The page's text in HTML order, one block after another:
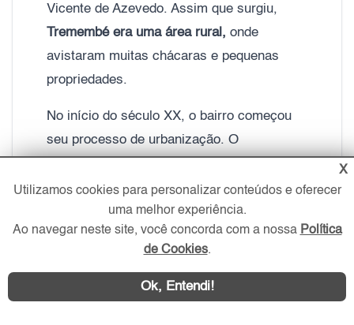
Vicente de Azevedo. Assim que surgiu,
Tremembé era uma área rural, onde
avistaram muitas chácaras e pequenas
propriedades.
No início do século XX, o bairro começou
seu processo de urbanização. O
construção doTramway da Cantareira,que
ligava o centro da cidade ao bairro,
contribuíram para esse processo.
Na década de 1930, o bairro recebeu
imigrantes de diversas nacionalidades,
X
Utilizamos cookies para personalizar conteúdos e oferecer
uma melhor experiência.
Ao navegar neste site, você concorda com a nossa Política
de Cookies.
Ok, Entendi!